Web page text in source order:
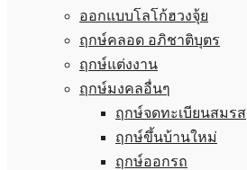
ออกแบบโลโก้ฮวงจุ้ย
ฤกษ์คลอด อภิชาติบุตร
ฤกษ์แต่งงาน
ฤกษ์มงคลอื่นๆ
ฤกษ์จดทะเบียนสมรส
ฤกษ์ขึ้นบ้านใหม่
ฤกษ์ออกรถ